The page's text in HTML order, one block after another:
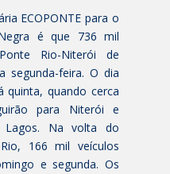
ECOPONTE para o
é que 736 mil
Rio-Niterói de
segunda-feira. O dia
quinta, quando cerca
para Niterói e
Lagos. Na volta do
166 mil veículos
e segunda. Os